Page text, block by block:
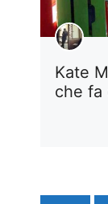
Kate
che fa